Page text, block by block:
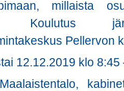
millaista
Koulutus
Pellervon
12.12.2019 klo 8:45
Maalaistentalo,